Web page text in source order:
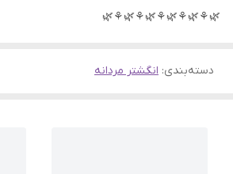
🌿⚘🌿⚘🌿⚘🌿⚘🌿⚘🌿
دسته‌بندی: انگشتر مردانه